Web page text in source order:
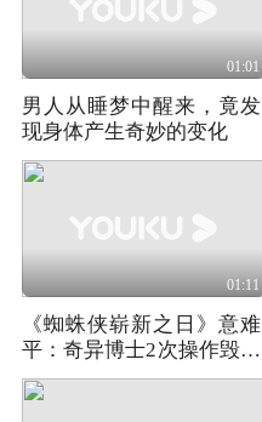
01:01
男人从睡梦中醒来，竟发
现身体产生奇妙的变化
01:11
《蜘蛛侠崭新之日》意难
平：奇异博士2次操作毁掉
小蜘蛛的一生！